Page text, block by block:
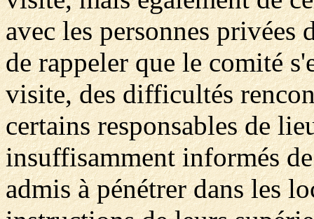
avec les personnes
de rappeler que le comité
visite, des difficultés
certains responsables de
insuffisamment informés
admis à pénétrer dans les